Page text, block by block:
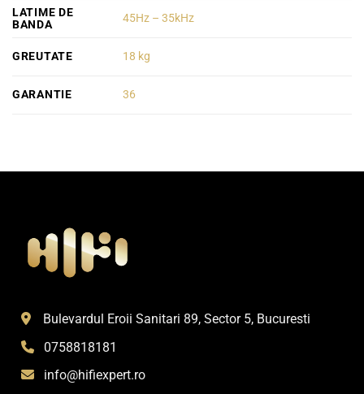
LATIME DE
BANDA
45Hz – 35kHz
GREUTATE 18 kg
GARANTIE 36
Bulevardul Eroii Sanitari 89, Sector 5, Bucuresti
0758818181
info@hifiexpert.ro